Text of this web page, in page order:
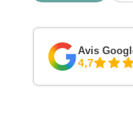
Avis
4,7